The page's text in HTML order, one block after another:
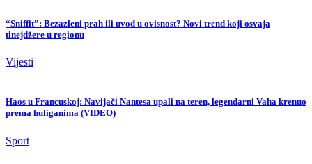
“Sniffit”: Bezazleni prah ili uvod u ovisnost? Novi trend koji osvaja
tinejdžere u regionu
Vijesti
Haos u Francuskoj: Navijači Nantesa upali na teren, legendarni Vaha krenuo
prema huliganima (VIDEO)
Sport